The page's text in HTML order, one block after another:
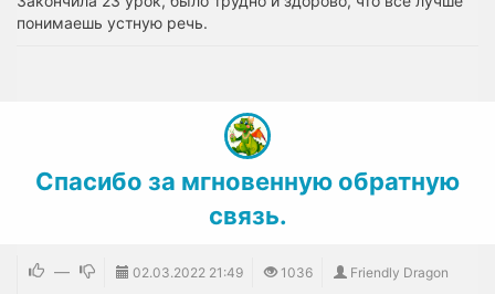
понимаешь устную речь.
Спасибо за мгновенную обратную
связь.
— 02.03.2022 21:49 1036
Friendly Dragon